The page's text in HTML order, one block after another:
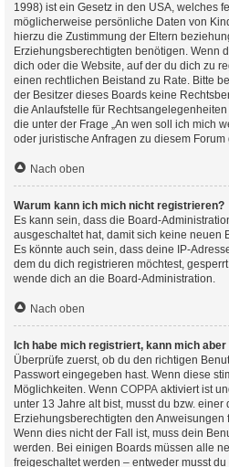
1998) ist ein Gesetz in den USA, welches
möglicherweise persönliche Daten von
hierzu die Zustimmung der Eltern
Erziehungsberechtigten benötigen. Wenn
dich oder die Website, auf der du dich zu
einen rechtlichen Beistand zu Rate. Bitte
der Besitzer dieses Boards keine
die Anlaufstelle für
die unter der Frage „An wen soll ich mich
oder juristische Anfragen zu diesem
Nach oben
Warum kann ich mich nicht registrieren?
Es kann sein, dass die Board-
ausgeschaltet hat, damit sich keine neuen
Es könnte auch sein, dass deine IP-
dem du dich registrieren möchtest,
wende dich an die Board-Administration.
Nach oben
Ich habe mich registriert, kann mich
Überprüfe zuerst, ob du den richtigen
Passwort eingegeben hast. Wenn diese
Möglichkeiten. Wenn COPPA aktiviert ist
unter 13 Jahre alt bist, musst du bzw.
Erziehungsberechtigten den
Wenn dies nicht der Fall ist, muss dein
werden. Bei einigen Boards müssen alle
freigeschaltet werden – entweder musst